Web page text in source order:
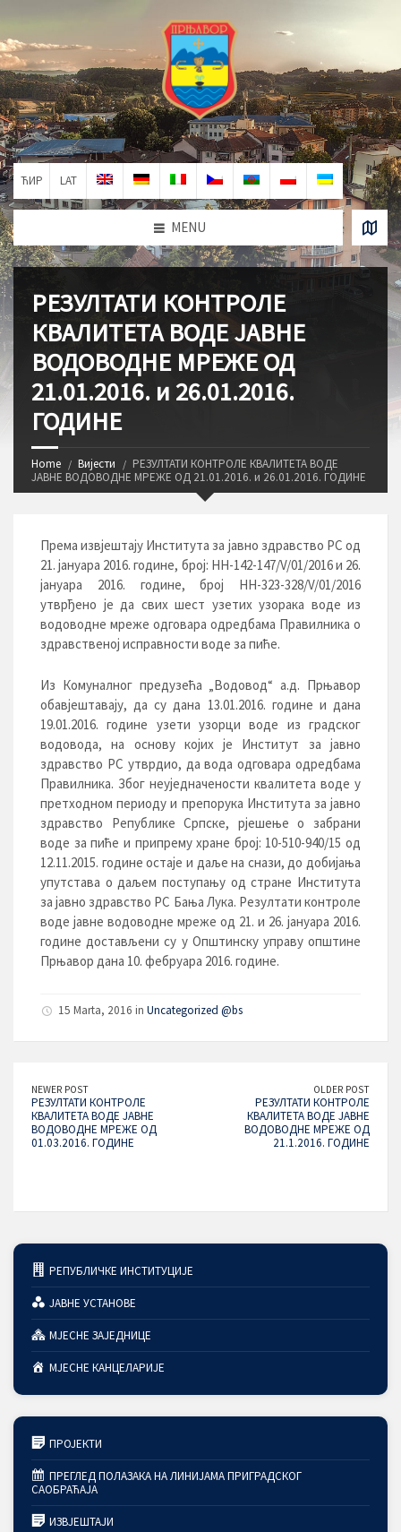
ЋИР LAT
MENU
РЕЗУЛТАТИ КОНТРОЛЕ
КВАЛИТЕТА ВОДЕ ЈАВНЕ
ВОДОВОДНЕ МРЕЖЕ ОД
21.01.2016. и 26.01.2016.
ГОДИНЕ
Home Вијести
РЕЗУЛТАТИ КОНТРОЛЕ КВАЛИТЕТА ВОДЕ
ЈАВНЕ ВОДОВОДНЕ МРЕЖЕ ОД 21.01.2016. и 26.01.2016. ГОДИНЕ
Према извјештају Института за јавно здравство РС од
21. јануара 2016. године, број: HH-142-147/V/01/2016 и 26.
јануара 2016. године, број НН-323-328/V/01/2016
утврђено је да свих шест узетих узорака воде из
водоводне мреже одговара одредбама Правилника о
здравственој исправности воде за пиће.
Из Комуналног предузећа „Водовод“ а.д. Прњавор
обавјештавају, да су дана 13.01.2016. године и дана
19.01.2016. године узети узорци воде из градског
водовода, на основу којих је Институт за јавно
здравство РС утврдио, да вода одговара одредбама
Правилника. Због неуједначености квалитета воде у
претходном периоду и препорука Института за јавно
здравство Републике Српске, рјешење о забрани
воде за пиће и припрему хране број: 10-510-940/15 од
12.11.2015. године остаје и даље на снази, до добијања
упутстава о даљем поступању од стране Института
за јавно здравство РС Бања Лука. Резултати контроле
воде јавне водоводне мреже од 21. и 26. јануара 2016.
године достављени су у Општинску управу општине
Прњавор дана 10. фебруара 2016. године.
15 Marta, 2016 in Uncategorized @bs
NEWER POST
РЕЗУЛТАТИ КОНТРОЛЕ
КВАЛИТЕТА ВОДЕ ЈАВНЕ
ВОДОВОДНЕ МРЕЖЕ ОД
01.03.2016. ГОДИНЕ
OLDER POST
РЕЗУЛТАТИ КОНТРОЛЕ
КВАЛИТЕТА ВОДЕ ЈАВНЕ
ВОДОВОДНЕ МРЕЖЕ ОД
21.1.2016. ГОДИНЕ
РЕПУБЛИЧКЕ ИНСТИТУЦИЈЕ
ЈАВНЕ УСТАНОВЕ
МЈЕСНЕ ЗАЈЕДНИЦЕ
МЈЕСНЕ КАНЦЕЛАРИЈЕ
ПРОЈЕКТИ
ПРЕГЛЕД ПОЛАЗАКА НА ЛИНИЈАМА ПРИГРАДСКОГ
САОБРАЋАЈА
ИЗВЈЕШТАЈИ